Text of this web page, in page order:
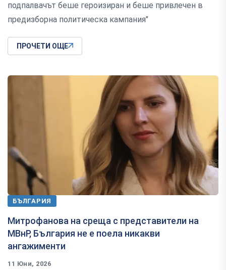
подпалвачът беше героизиран и беше привлечен в
предизборна политическа кампания"
ПРОЧЕТИ ОЩЕ
БЪЛГАРИЯ
Митрофанова на среща с представители на
МВнР, България не е поела никакви
ангажименти
11 Юни, 2026